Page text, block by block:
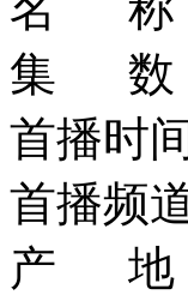
集 数
首播时
首播频
产 地